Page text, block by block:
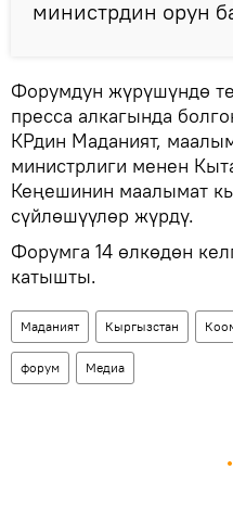
министрдин орун
Форумдун жүрүшүндө
пресса алкагында
КРдин Маданият,
министрлиги менен
Кеңешинин маалымат
сүйлөшүүлөр жүрдү.
Форумга 14 өлкөдөн
катышты.
Маданият Кыргызстан
форум Медиа